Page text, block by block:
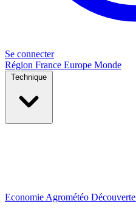
Se connecter
Région France Europe Monde
Technique
Economie Agrométéo Découverte